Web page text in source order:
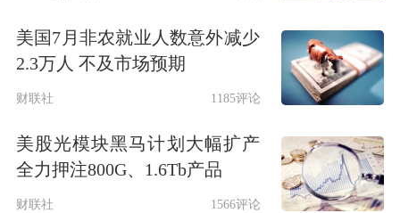
中国船舶同样订单储备丰厚。据披露，
截至2025年末，公司累计手持民品及海
工船舶订单652艘/7997.30万载重
吨/4674.51亿元，交船期排至2030年。
美国7月非农就业人数意外减少
2.3万人 不及市场预期
财联社 1185评论
美股光模块黑马计划大幅扩产
全力押注800G、1.6Tb产品
财联社 1566评论